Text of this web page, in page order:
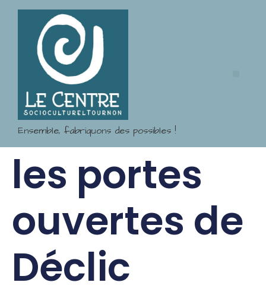
Ensemble, fabriquons des possibles !
les portes
ouvertes de
Déclic